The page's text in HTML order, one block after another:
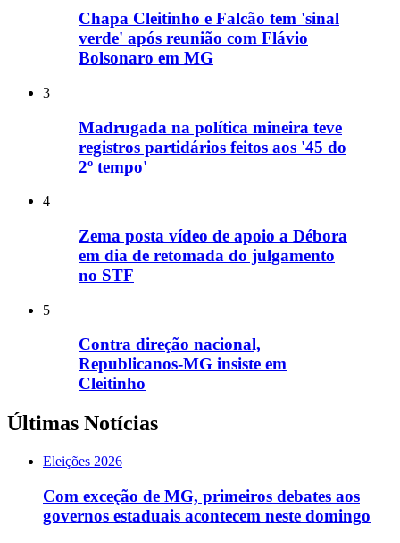
Chapa Cleitinho e Falcão tem 'sinal
verde' após reunião com Flávio
Bolsonaro em MG
3
Madrugada na política mineira teve
registros partidários feitos aos '45 do
2º tempo'
4
Zema posta vídeo de apoio a Débora
em dia de retomada do julgamento
no STF
5
Contra direção nacional,
Republicanos-MG insiste em
Cleitinho
Últimas Notícias
Eleições 2026
Com exceção de MG, primeiros debates aos
governos estaduais acontecem neste domingo